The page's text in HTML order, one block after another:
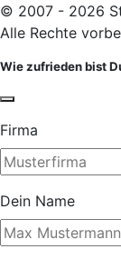
© 2007 - 2026
Alle Rechte
Wie zufrieden bist
Firma
Dein Name